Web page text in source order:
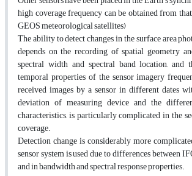
high coverage frequency can be obtained from
GEOS meteorological satellites)
The ability to detect changes in the surface area
depends on the recording of spatial geometry
spectral width and spectral band location, and
temporal properties of the sensor imagery
received images by a sensor in different dates
deviation of measuring device and the
characteristics, is particularly complicated in the
coverage.
Detection change is considerably more
sensor system is used due to differences between
and in bandwidth and spectral response properties.